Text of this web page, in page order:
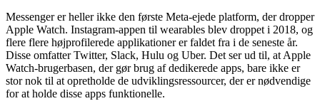
Messenger er heller ikke den første Meta-ejede platform, der dropper
Apple Watch. Instagram-appen til wearables blev droppet i 2018, og
flere flere højprofilerede applikationer er faldet fra i de seneste år.
Disse omfatter Twitter, Slack, Hulu og Uber. Det ser ud til, at Apple
Watch-brugerbasen, der gør brug af dedikerede apps, bare ikke er
stor nok til at opretholde de udviklingsressourcer, der er nødvendige
for at holde disse apps funktionelle.